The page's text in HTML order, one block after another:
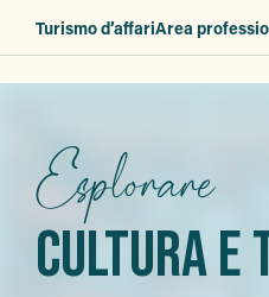
Turismo d’affariArea
Esplorare
CULTURA E